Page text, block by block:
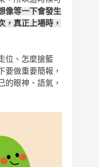
像等一下會發生
，真正上場時，
位、怎麼搶籃
要做重要簡報，
的眼神、語氣，